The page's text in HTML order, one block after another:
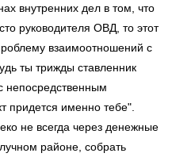
внутренних дел в том, что
руководителя ОВД, то этот
взаимоотношений с
ты трижды ставленник
непосредственным
придется именно тебе".
не всегда через денежные
районе, собрать